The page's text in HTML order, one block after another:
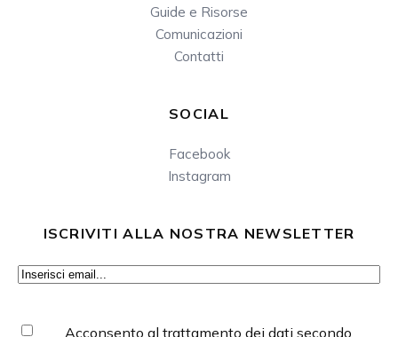
Guide e Risorse
Comunicazioni
Contatti
SOCIAL
Facebook
Instagram
ISCRIVITI ALLA NOSTRA NEWSLETTER
Consenso(Obbligatorio)
Acconsento al trattamento dei dati secondo